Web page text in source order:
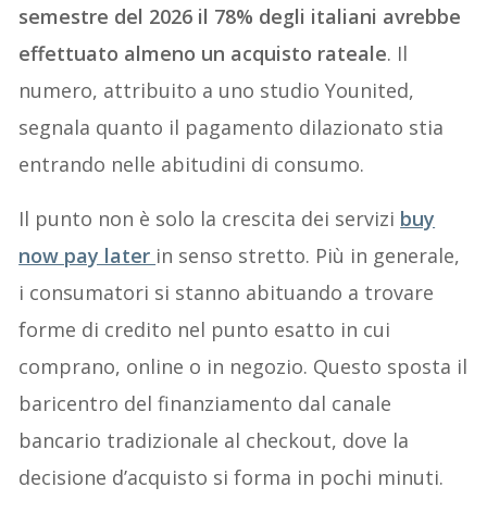
semestre del 2026 il 78% degli italiani avrebbe
effettuato almeno un acquisto rateale. Il
numero, attribuito a uno studio Younited,
segnala quanto il pagamento dilazionato stia
entrando nelle abitudini di consumo.
Il punto non è solo la crescita dei servizi buy
now pay later in senso stretto. Più in generale,
i consumatori si stanno abituando a trovare
forme di credito nel punto esatto in cui
comprano, online o in negozio. Questo sposta il
baricentro del finanziamento dal canale
bancario tradizionale al checkout, dove la
decisione d’acquisto si forma in pochi minuti.